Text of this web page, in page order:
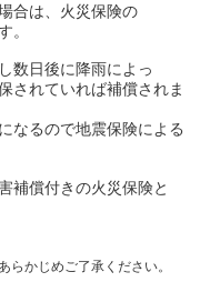
合は、火災保険の
。
数日後に降雨によっ
されていれば補償されま
なるので地震保険による
補償付きの火災保険と
らかじめご了承ください。